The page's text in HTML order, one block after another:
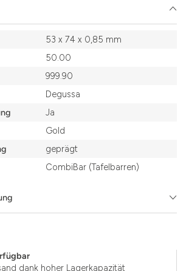
53 x 74 x 0,85 mm
50.00
999.90
Degussa
Ja
Gold
geprägt
CombiBar (Tafelbarren)
dank hoher Lagerkapazität